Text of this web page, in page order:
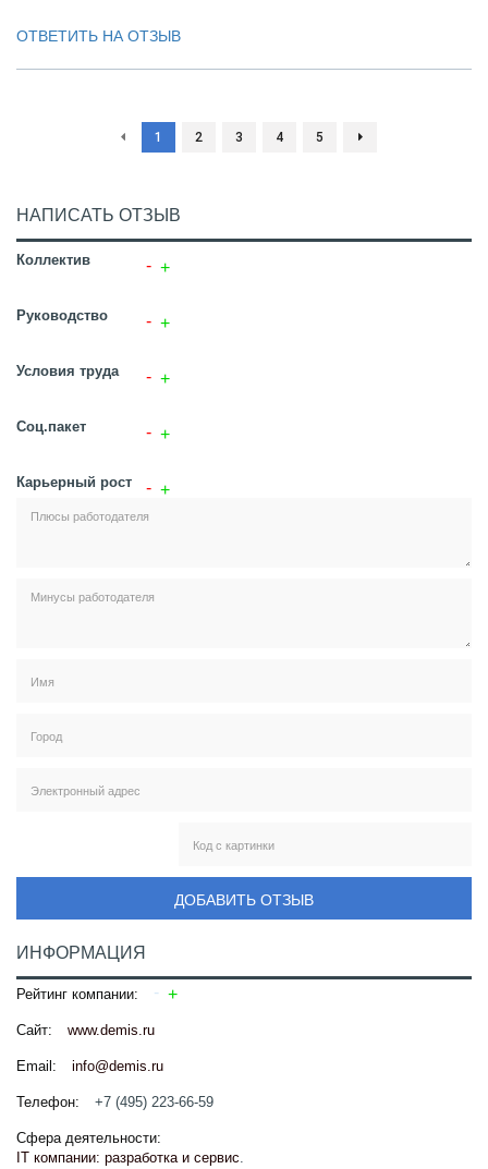
ОТВЕТИТЬ НА ОТЗЫВ
1 2 3 4 5
НАПИСАТЬ ОТЗЫВ
Коллектив
Руководство
Условия труда
Соц.пакет
Карьерный рост
ДОБАВИТЬ ОТЗЫВ
ИНФОРМАЦИЯ
Рейтинг компании:
Сайт: www.demis.ru
Email: info@demis.ru
Телефон: +7 (495) 223-66-59
Сфера деятельности:
IT компании: разработка и сервис.